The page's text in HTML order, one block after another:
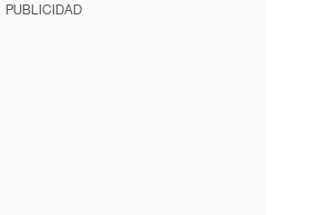
PUBLICIDAD